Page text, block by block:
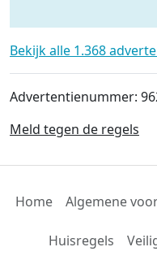
paperpotmachine 4-
Bekijk alle 1.368
Advertentienummer:
Meld tegen de regels
Home Algemene
Huisregels